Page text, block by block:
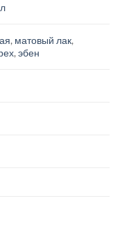
, матовый лак,
,эбен